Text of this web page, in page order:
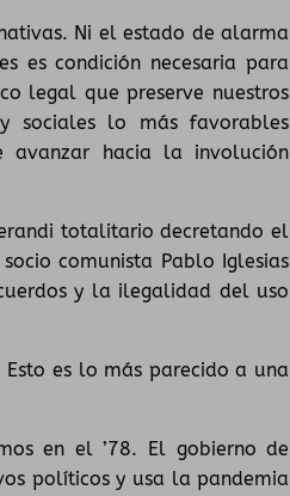
Ni el estado de alarma
es condición necesaria para
legal que preserve nuestros
y sociales lo más favorables
avanzar hacia la involución
totalitario decretando el
comunista Pablo Iglesias
y la ilegalidad del uso
es lo más parecido a una
en el ’78. El gobierno de
políticos y usa la pandemia